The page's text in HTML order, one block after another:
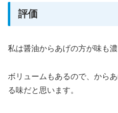
評価
私は醤油からあげの方が味も
ボリュームもあるので、から
る味だと思います。